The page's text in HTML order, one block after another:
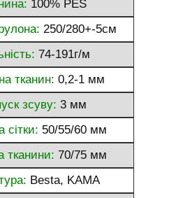
100% PES
250/280+-5см
74-191г/м
тканин: 0,2-1 мм
зсуву: 3 мм
сітки: 50/55/60 мм
тканини: 70/75 мм
Besta, KAMA